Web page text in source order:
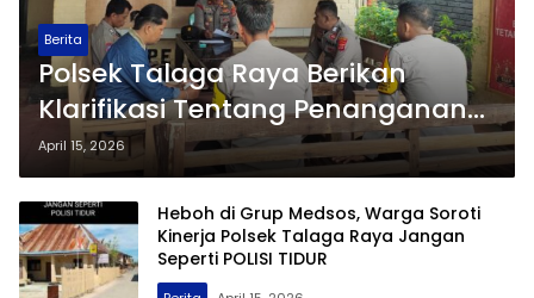
Berita
Polsek Talaga Raya Berikan
Klarifikasi Tentang Penanganan
Perkara Dugaan Pencabulan di
Desa Talaga Besar
April 15, 2026
Heboh di Grup Medsos, Warga Soroti
Kinerja Polsek Talaga Raya Jangan
Seperti POLISI TIDUR